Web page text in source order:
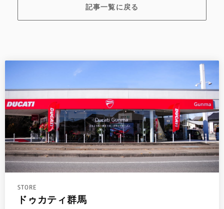
記事一覧に戻る
STORE
ドゥカティ群馬